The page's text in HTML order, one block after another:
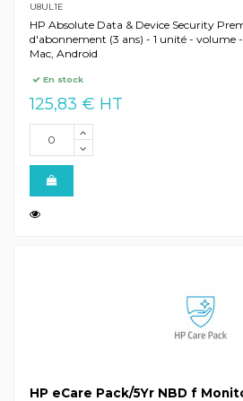
U8UL1E
HP Absolute Data & Device Security
d'abonnement (3 ans) - 1 unité - volume -
Mac, Android
En stock
125,83 € HT
HP eCare Pack/5Yr NBD f